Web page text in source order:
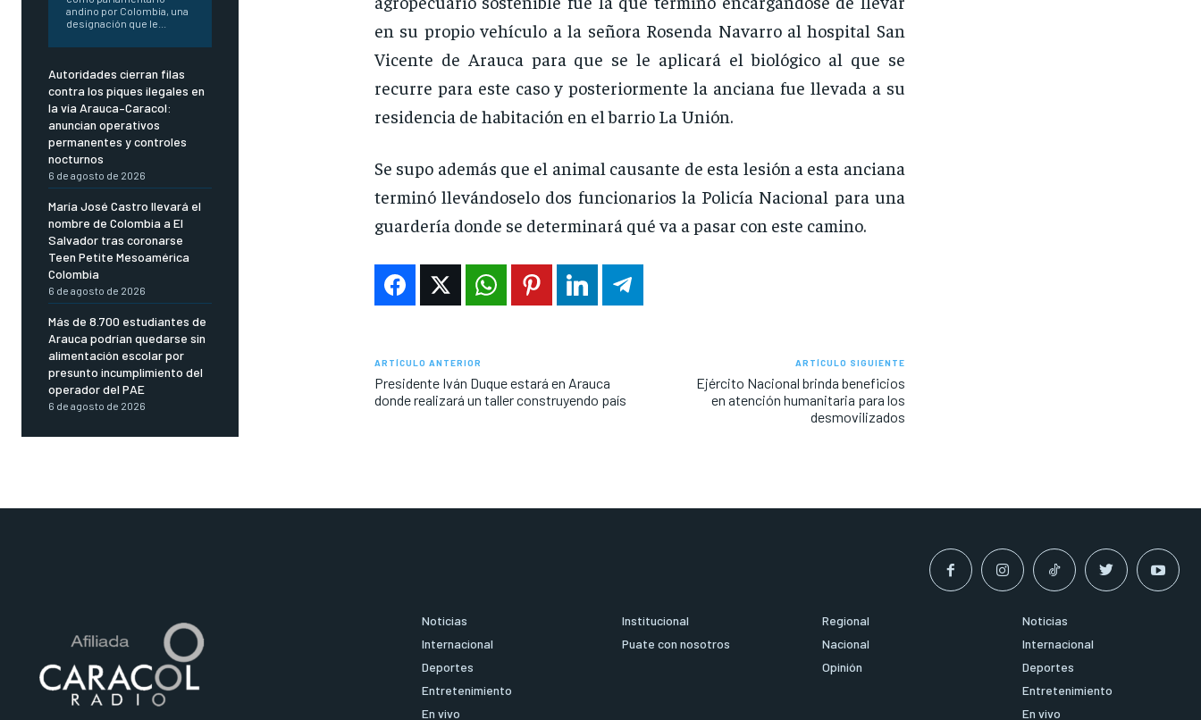
andino por Colombia, una
designación que le...
Autoridades cierran filas
contra los piques ilegales en
la vía Arauca–Caracol:
anuncian operativos
permanentes y controles
nocturnos
6 de agosto de 2026
María José Castro llevará el
nombre de Colombia a El
Salvador tras coronarse
Teen Petite Mesoamérica
Colombia
6 de agosto de 2026
Más de 8.700 estudiantes de
Arauca podrían quedarse sin
alimentación escolar por
presunto incumplimiento del
operador del PAE
6 de agosto de 2026
en su propio vehículo a la señora Rosenda Navarro al hospital San
Vicente de Arauca para que se le aplicará el biológico al que se
recurre para este caso y posteriormente la anciana fue llevada a su
residencia de habitación en el barrio La Unión.
Se supo además que el animal causante de esta lesión a esta anciana
terminó llevándoselo dos funcionarios la Policía Nacional para una
guardería donde se determinará qué va a pasar con este camino.
ARTÍCULO ANTERIOR
Presidente Iván Duque estará en Arauca
donde realizará un taller construyendo país
ARTÍCULO SIGUIENTE
Ejército Nacional brinda beneficios
en atención humanitaria para los
desmovilizados
Noticias
Internacional
Deportes
Entretenimiento
En vivo
Institucional
Puate con nosotros
Regional
Nacional
Opinión
Noticias
Internacional
Deportes
Entretenimiento
En vivo